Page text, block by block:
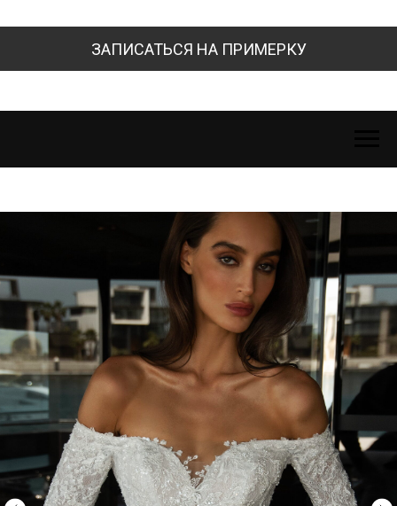
ЗАПИСАТЬСЯ НА ПРИМЕРКУ